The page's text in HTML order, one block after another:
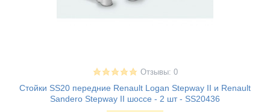
Отзывы: 0
Стойки SS20 передние Renault Logan Stepway II и Renault
Sandero Stepway II шоссе - 2 шт - SS20436